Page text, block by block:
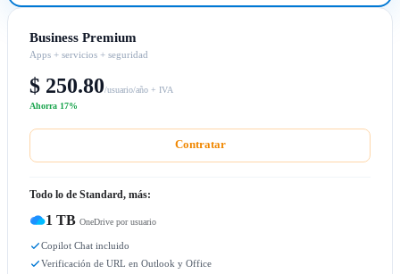
Business Premium
Apps + servicios + seguridad
$ 250.80/usuario/año + IVA
Ahorra 17%
Contratar
Todo lo de Standard, más:
1 TB OneDrive por usuario
Copilot Chat incluido
Verificación de URL en Outlook y Office